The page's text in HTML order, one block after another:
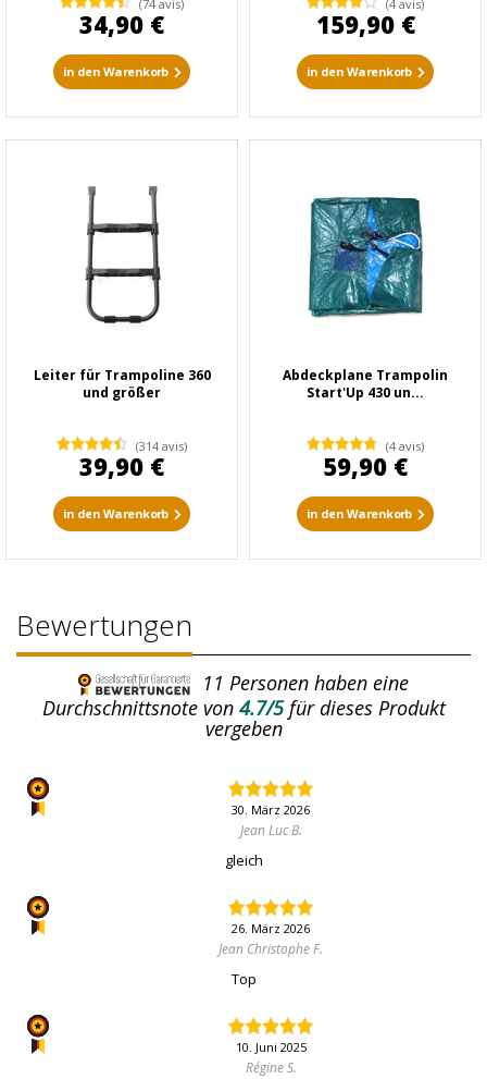
(74 avis)
34,90 €
in den Warenkorb
(4 avis)
159,90 €
in den Warenkorb
Leiter für Trampoline 360
und größer
(314 avis)
39,90 €
in den Warenkorb
Abdeckplane Trampolin
Start'Up 430 un...
(4 avis)
59,90 €
in den Warenkorb
Bewertungen
11 Personen haben eine
Durchschnittsnote von4.7/5für dieses Produkt
vergeben
30. März 2026
Jean Luc B.
gleich
26. März 2026
Jean Christophe F.
Top
10. Juni 2025
Régine S.